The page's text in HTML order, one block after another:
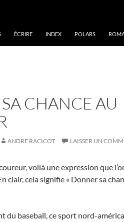
ÉCRIRE INDEX POLARS
CHANCE AU
ANDRE RACICOT LAISSER UN
voilà une expression que
clair, cela signifie « Donner sa
du baseball, ce sport nord-